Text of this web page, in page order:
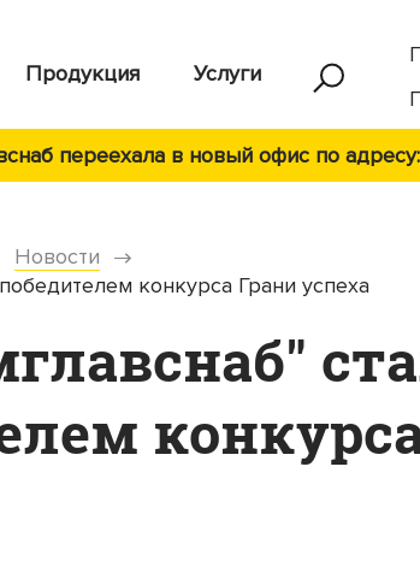
Продукция Услуги
переехала в новый офис по
Новости
конкурса Грани успеха